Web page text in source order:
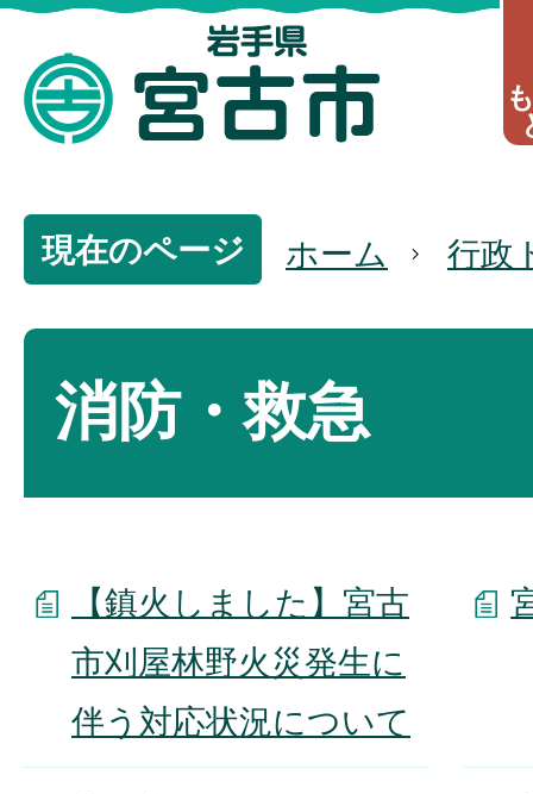
現在のページ ホーム 行政
消防・救急
【鎮火しました】宮古
市刈屋林野火災発生に
伴う対応状況について